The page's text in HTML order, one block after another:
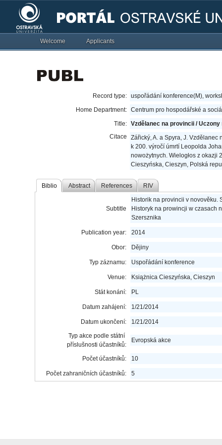
Welcome Applicants
Record type: uspořádání konference(M),
Home Department: Centrum pro hospodářské a
Title: Vzdělanec na provincii / Uczony
Citace
Zářický, A. a Spyra, J.
k 200. výročí úmrtí Leopolda
nowożytnych. Wielogłos z okazji
Cieszyńska, Cieszyn, Polská
Biblio Abstract References RIV
Subtitle
Historik na provincii v novověku.
Historyk na prowincji w czasach
Szersznika
Publication year: 2014
Obor: Dějiny
Typ záznamu: Uspořádání konference
Venue: Książnica Cieszyńska, Cieszyn
Stát konání: PL
Datum zahájení: 1/21/2014
Datum ukončení:
1/21/2014
Typ akce podle státní
příslušnosti účastníků:
Evropská akce
Počet účastníků: 10
Počet zahraničních účastníků: 5